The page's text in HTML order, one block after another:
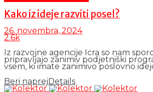
Kako iz ideje razviti posel?
26. novembra, 2024
2.6k
Iz razvojne agencije Icra so nam
pripravljajo zanimiv podjetniški
vsem, ki imate zanimivo poslovno
Beri naprej Details